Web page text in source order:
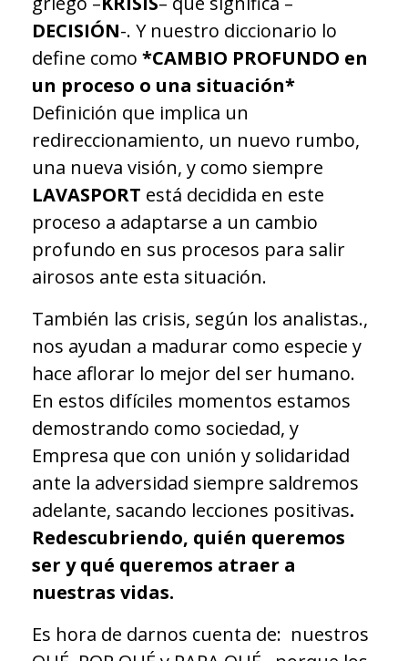
DECISIÓN-. Y nuestro diccionario lo
define como *CAMBIO PROFUNDO en
un proceso o una situación*
Definición que implica un
redireccionamiento, un nuevo rumbo,
una nueva visión, y como siempre
LAVASPORT está decidida en este
proceso a adaptarse a un cambio
profundo en sus procesos para salir
airosos ante esta situación.
También las crisis, según los analistas.,
nos ayudan a madurar como especie y
hace aflorar lo mejor del ser humano.
En estos difíciles momentos estamos
demostrando como sociedad, y
Empresa que con unión y solidaridad
ante la adversidad siempre saldremos
adelante, sacando lecciones positivas.
Redescubriendo, quién queremos
ser y qué queremos atraer a
nuestras vidas.
Es hora de darnos cuenta de: nuestros